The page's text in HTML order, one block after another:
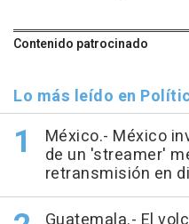
Contenido patrocinado
Lo más leído en
México.- México
de un 'streamer'
retransmisión en